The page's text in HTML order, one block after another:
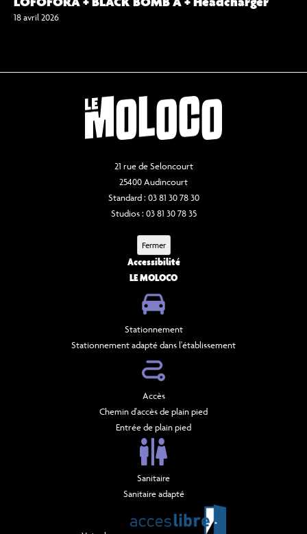
18 avril 2026
21 rue de Seloncourt
25400 Audincourt
Standard : 03 81 30 78 30
Studios : 03 81 30 78 35
Fermer
Accessibilité
LE MOLOCO
Stationnement
Stationnement adapté dans l'établissement
Accès
Chemin d'accès de plain pied
Entrée de plain pied
Sanitaire
Sanitaire adapté